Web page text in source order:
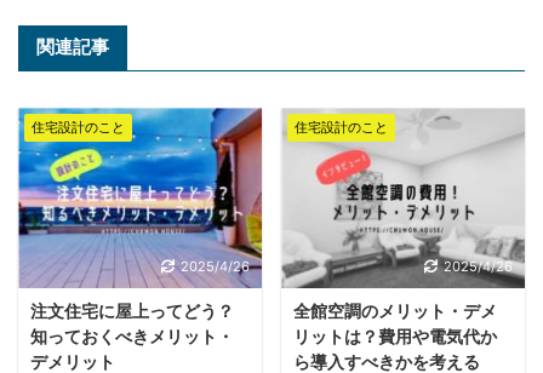
関連記事
住宅設計のこと
2025/4/26
注文住宅に屋上ってどう？
知っておくべきメリット・
デメリット
住宅設計のこと
2025/4/26
全館空調のメリット・デメ
リットは？費用や電気代か
ら導入すべきかを考える